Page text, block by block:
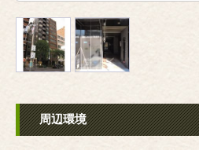
周辺環境